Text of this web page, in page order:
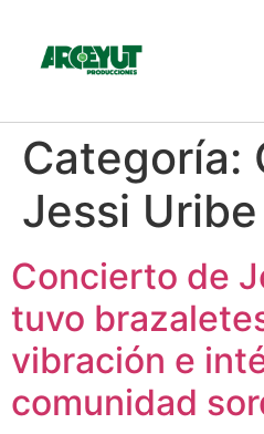
Categoría:
Jessi Uribe
Concierto de
tuvo
vibración e
comunidad